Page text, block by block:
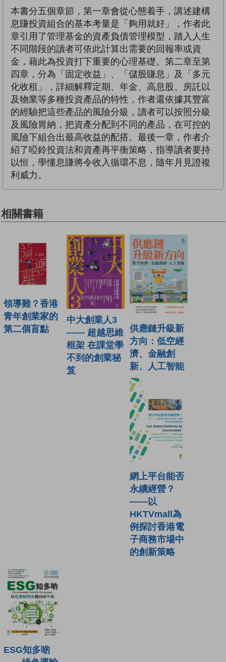
本書分五個章節，第一章會從心態着手，講述建構
息賺投資組合的基本考量是「夠用就好」，作者此
章引用了管理基金的資產負債管理模型，踏入人生
不同階段的讀者可依此計算出需要的回報率或資
金，藉此為投資打下重要的心理基礎。第二章至第
四章，分為「固定收益」、「儲股賺息」及「多元
化收租」，詳細解釋定期、年金、高息股、房託以
及物業等多種投資產品的特性，作者還依據其豐富
的經驗把這些產品的風險分級，讀者可以按照分級
及風險胃納，把資產分配到不同的產品，在可控的
風險下組合出最高收益的配搭。最後一章，作者介
紹了啞鈴投資法和資產再平衡策略，指導讀者要持
以恒，學懂息賺將令收入循環不息，隨年月見證複
利威力。
相關書籍
領導難？香港
青年創業家的
第二個盲點
中大創業人3
—— 超越思維
框架 在課堂學
不到的創業秘
笈
供應鏈升級新
方向：低空經
濟、金融創
新、人工智能
網上平台能否
永續經營？
——以
HKTVmall為
例探討香港電
子商務市場中
的創新策略
ESG知多啲